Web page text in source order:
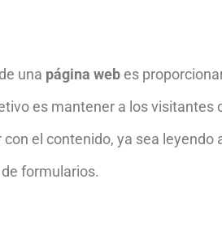
una página web es
es mantener a los
el contenido, ya sea leyendo
formularios.